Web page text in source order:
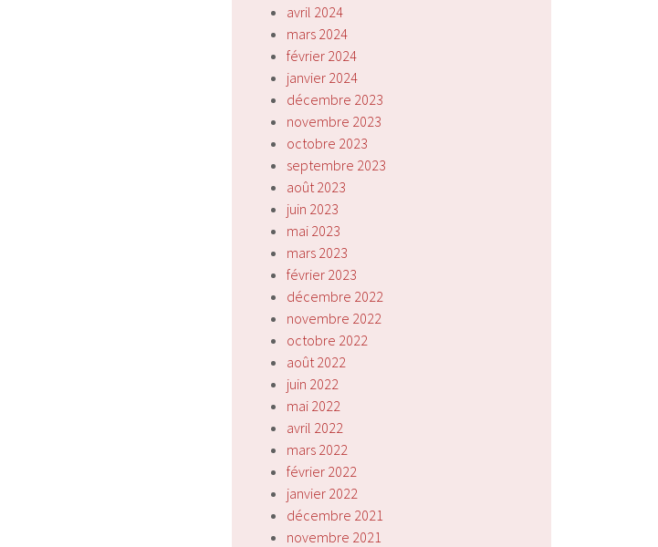
avril 2024
mars 2024
février 2024
janvier 2024
décembre 2023
novembre 2023
octobre 2023
septembre 2023
août 2023
juin 2023
mai 2023
mars 2023
février 2023
décembre 2022
novembre 2022
octobre 2022
août 2022
juin 2022
mai 2022
avril 2022
mars 2022
février 2022
janvier 2022
décembre 2021
novembre 2021